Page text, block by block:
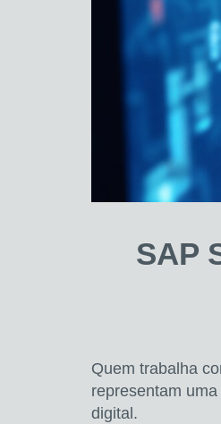
SAP
Quem trabalha
representam
digital.